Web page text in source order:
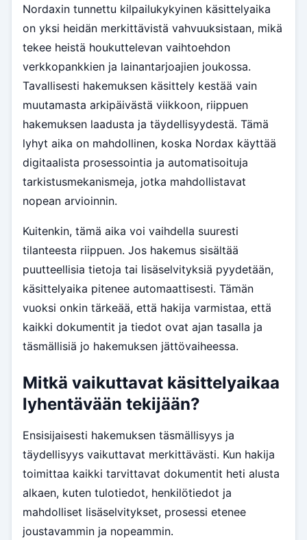
Nordaxin tunnettu kilpailukykyinen käsittelyaika
on yksi heidän merkittävistä vahvuuksistaan, mikä
tekee heistä houkuttelevan vaihtoehdon
verkkopankkien ja lainantarjoajien joukossa.
Tavallisesti hakemuksen käsittely kestää vain
muutamasta arkipäivästä viikkoon, riippuen
hakemuksen laadusta ja täydellisyydestä. Tämä
lyhyt aika on mahdollinen, koska Nordax käyttää
digitaalista prosessointia ja automatisoituja
tarkistusmekanismeja, jotka mahdollistavat
nopean arvioinnin.
Kuitenkin, tämä aika voi vaihdella suuresti
tilanteesta riippuen. Jos hakemus sisältää
puutteellisia tietoja tai lisäselvityksiä pyydetään,
käsittelyaika pitenee automaattisesti. Tämän
vuoksi onkin tärkeää, että hakija varmistaa, että
kaikki dokumentit ja tiedot ovat ajan tasalla ja
täsmällisiä jo hakemuksen jättövaiheessa.
Mitkä vaikuttavat käsittelyaikaa
lyhentävään tekijään?
Ensisijaisesti hakemuksen täsmällisyys ja
täydellisyys vaikuttavat merkittävästi. Kun hakija
toimittaa kaikki tarvittavat dokumentit heti alusta
alkaen, kuten tulotiedot, henkilötiedot ja
mahdolliset lisäselvitykset, prosessi etenee
joustavammin ja nopeammin.